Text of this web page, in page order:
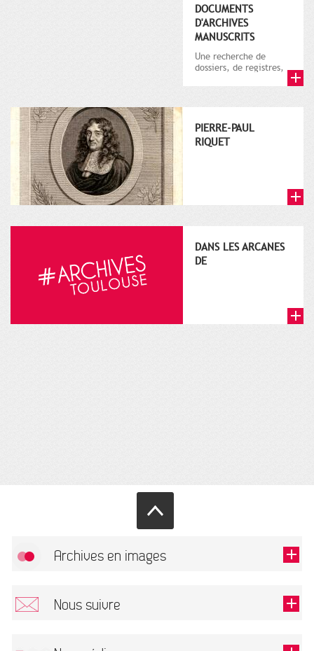
DOCUMENTS
D'ARCHIVES
MANUSCRITS
Une recherche de
dossiers, de registres,
PIERRE-PAUL
RIQUET
DANS LES ARCANES
DE
Archives en images
Nous suivre